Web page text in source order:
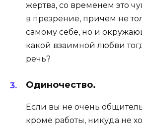
жертва, со временем это
в презрение, причем не
самому себе, но и
какой взаимной любви
речь?
Одиночество.
Если вы не очень
кроме работы, никуда не